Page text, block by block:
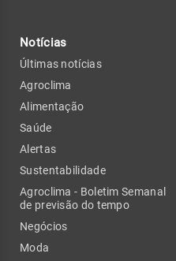
Notícias
Últimas notícias
Agroclima
Alimentação
Saúde
Alertas
Sustentabilidade
Agroclima - Boletim Semanal
de previsão do tempo
Negócios
Moda